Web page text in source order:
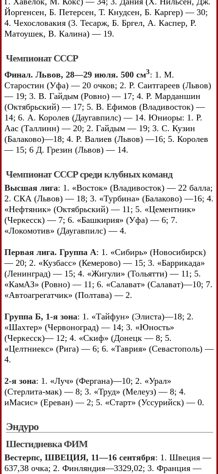
Йоргенсен, Б. Петерсен, Т. Кнудсен, Б. Каргер) — 30;
4. Чехословакия (3. Тесарж, Б. Бргел, А. Каспер, Р.
Матоушек, В. Калина) — 19.
Чемпионат СССР
Финал. Львов, 28—29 июля. 500 см3: 1. М.
Старостин (Уфа) — 20 очков; 2. Р. Саитгареев (Львов)
— 19; 3. В. Гайдым (Ровно) — 17; 4. Р. Марданшин
(Октябрьский) — 17; 5. В. Ефимов (Владивосток) —
14; 6. А. Королев (Даугавпилс) — 14. Юниоры: 1. Р.
Аас (Таллинн) — 20; 2. Гайдым — 19; 3. С. Кузин
(Балаково)—18; 4. Р. Валиев (Львов) —16; 5. Королев
— 15; 6 Д. Грезин (Львов) — 14.
Чемпионат СССР среди клубных команд
Высшая лига: 1. «Восток» (Владивосток) — 22 балла;
2. СКА (Львов) — 18; 3. «Турбина» (Балаково) —16; 4.
«Нефтяник» (Октябрьский) — 11; 5. «Цементник»
(Черкесск) — 7; 6. «Башкирия» (Уфа) — 6; 7.
«Локомотив» (Даугавпилс) — 4.
Первая лига. Группа А: 1. «Сибирь» (Новосибирск)
— 20; 2. «Кузбасс» (Кемерово) — 15; 3. «Баррикада»
(Ленинград) — 15; 4. «Жигули» (Тольятти) — 11; 5.
«КамАЗ» (Ровно) — 11; 6. «Салават» (Салават)—10; 7.
«Автоагрегатчик» (Полтава) — 2.
Группа Б, 1-я зона: 1. «Тайфун» (Элиста)—18; 2.
«Шахтер» (Червоноград) — 14; 3. «Юность»
(Черкесск)— 12; 4. «Скиф» (Донецк — 8; 5.
«Целтниекс» (Рига) — 6; 6. «Таврия» (Севастополь) —
4.
2-я зона: 1. «Луч» (Фергана)—10; 2. «Урал»
(Стерлита-мак) — 8; 3. «Труд» (Мелеуз) — 8; 4.
иМасис» (Ереван) — 2; 5. «Старт» (Уссурийск) — 0.
Эндуро
Шестидневка ФИМ
Вестерпс, ШВЕЦИЯ, 11—16 сентября: 1. Швеция —
637,38 очка; 2. Финляндия—3329,02; 3. Франция —